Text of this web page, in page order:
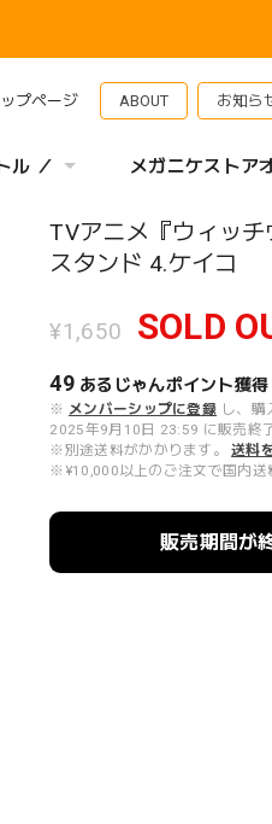
プページ ABOUT お知ら
ル ／ メガニケストア
TVアニメ『ウィッ
スタンド 4.ケイコ
¥1,650 SOLD
49 あるじゃんポイント獲得
※ メンバーシップに登録 し、購
2025年9月10日 23:59 に販売終
※別途送料がかかります。
送料
※¥10,000以上のご注文で国内送
販売期間が